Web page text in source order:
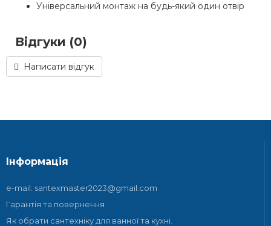
Універсальний монтаж на будь-який один отвір
Відгуки (0)
Написати відгук
Інформація
e-mail: santexmaster2023@gmail.com
Гарантія та повернення
Як обрати сантехніку для ванної та кухні.